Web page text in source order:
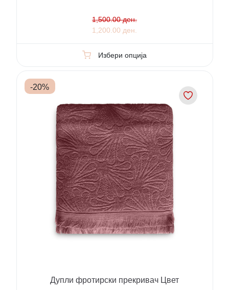
1,500.00 ден.
1,200.00 ден.
Избери опција
-20%
Дупли фротирски прекривач Цвет